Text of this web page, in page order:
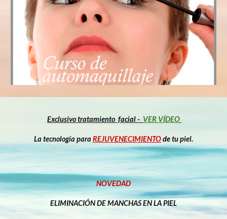
Exclusivo tratamiento facial - VER VÍDEO
La tecnología paraREJUVENECIMIENTOdetu piel.
NOVEDAD
ELIMINACIÓN DE MANCHAS EN LA PIEL